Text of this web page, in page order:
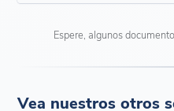
Espere, algunos
Vea nuestros otros